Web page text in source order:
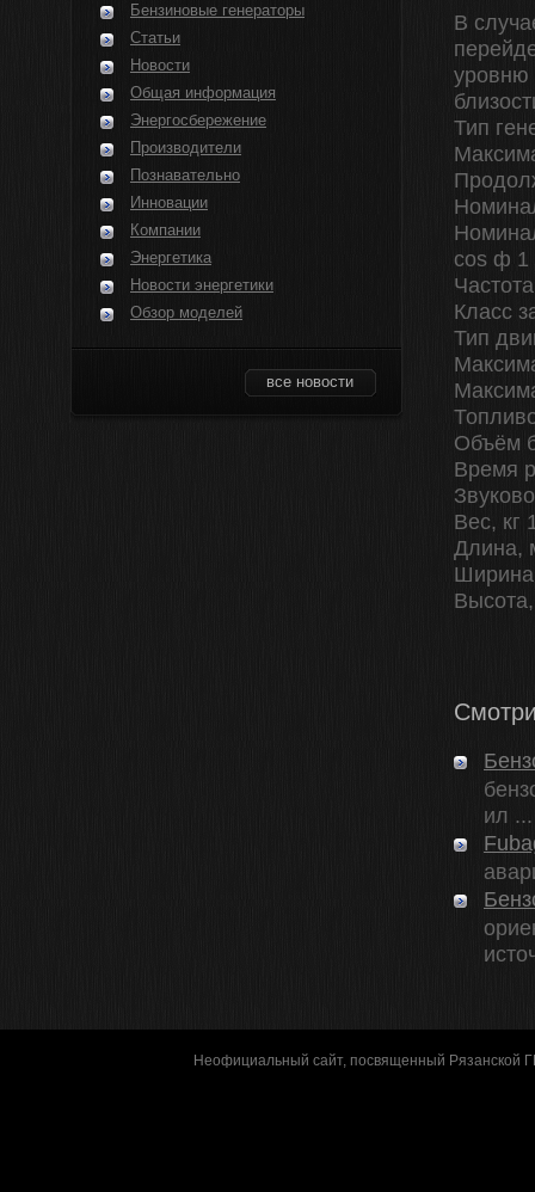
Бензиновые генераторы
Статьи
Новости
Общая информация
Энергосбережение
Производители
Познавательно
Инновации
Компании
Энергетика
Новости энергетики
Обзор моделей
все новости
В
уровню
Тип
cos ф 1
Класс
Тип
Объём
Время
Вес, кг
Длина,
ил ...
Неофициальный сайт, посвященный